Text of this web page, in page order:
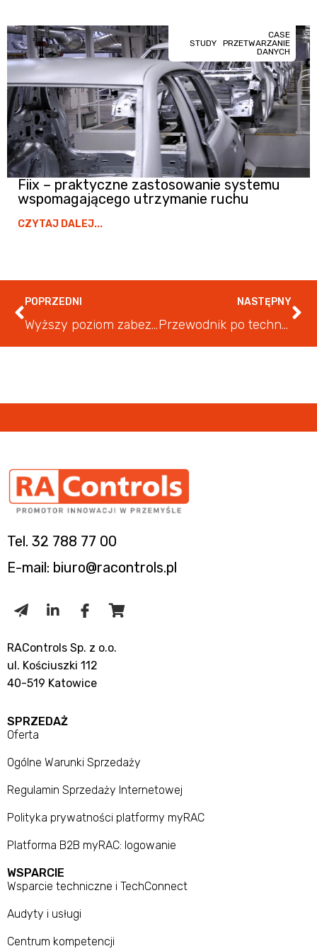
Fiix – praktyczne zastosowanie systemu
wspomagającego utrzymanie ruchu
CASE
STUDY
PRZETWARZANIE
DANYCH
CZYTAJ DALEJ...
POPRZEDNI
Wyższy poziom zabezpieczeń w nowej serii urządzeń Ewon Cosy+
NASTĘPNY
Przewodnik po technologiach przemysłu 4.0
Tel. 32 788 77 00
E-mail: biuro@racontrols.pl
RAControls Sp. z o.o.
ul. Kościuszki 112
40-519 Katowice
SPRZEDAŻ
Oferta
Ogólne Warunki Sprzedaży
Regulamin Sprzedaży Internetowej
Polityka prywatności platformy myRAC
Platforma B2B myRAC: logowanie
WSPARCIE
Wsparcie techniczne i TechConnect
Audyty i usługi
Centrum kompetencji